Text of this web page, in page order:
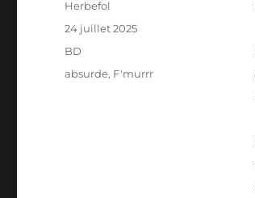
Auteur
Herbefol
Publié
24 juillet 2025
Catégories
BD
Étiquettes
absurde, F'murrr